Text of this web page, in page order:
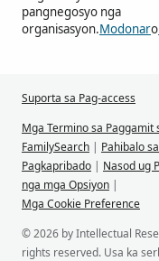
pangnegosyo nga
organisasyon.Modonaro
Suporta sa Pag-access
Mga Termino sa Paggamit
FamilySearch | Pahibalo sa
Pagkapribado | Nasod ug
nga mga Opsiyon |
Mga Cookie Preference
© 2026 by Intellectual
rights reserved. Usa ka